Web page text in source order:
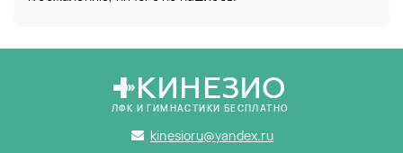
КИНЕЗИО
ЛФК И ГИМНАСТИКИ БЕСПЛАТНО
kinesioru@yandex.ru